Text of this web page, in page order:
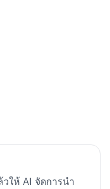
ให้ AI จัดการนำ